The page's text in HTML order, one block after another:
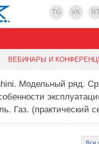
TG VK
ВЕБИНАРЫ И
Модельный ряд.
Газ. (практический